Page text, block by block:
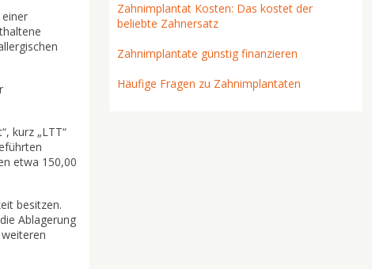
kurz „LTT“
etwa 150,00
besitzen.
Ablagerung
Zahnimplantat Kosten: Das kostet der
beliebte Zahnersatz
Zahnimplantate günstig finanzieren
Häufige Fragen zu Zahnimplantaten